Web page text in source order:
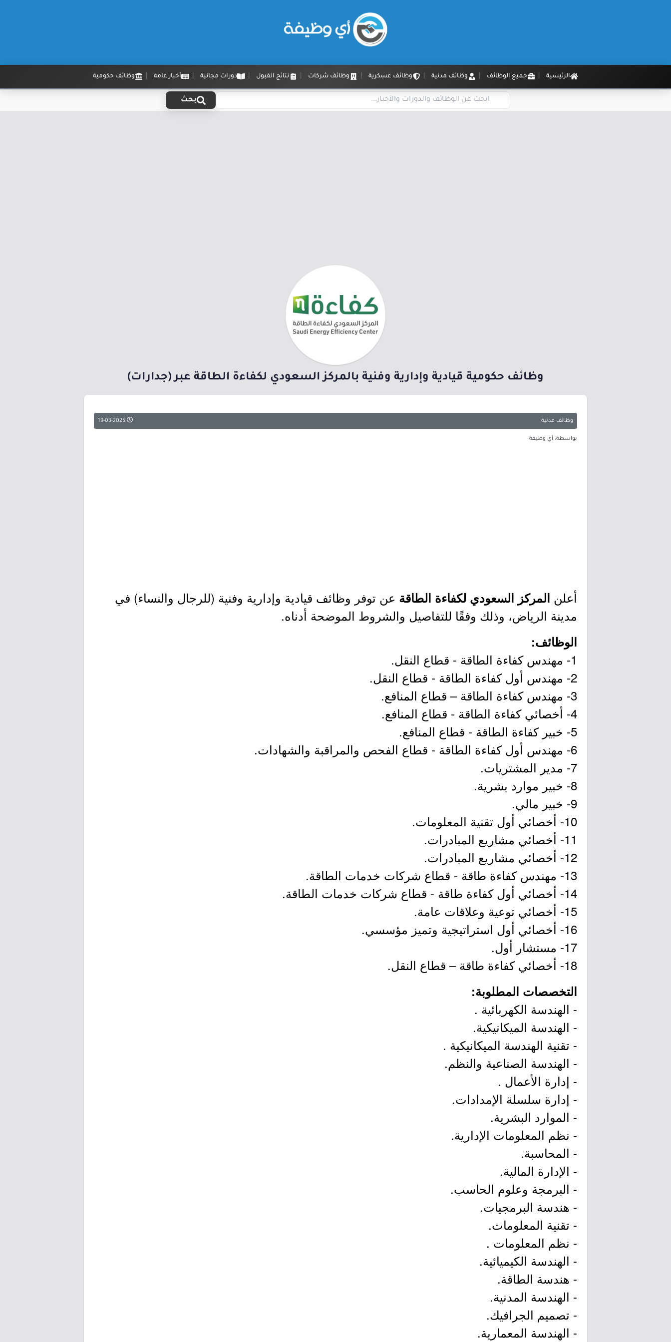
الرئيسية جميع الوظائف وظائف مدنية وظائف عسكرية وظائف شركات نتائج القبول دورات مجانية أخبار عامة وظائف حكومية
بحث
وظائف حكومية قيادية وإدارية وفنية بالمركز السعودي لكفاءة الطاقة عبر (جدارات)
وظائف مدنية
بواسطة: أي وظيفة
أعلن المركز السعودي لكفاءة الطاقة عن توفر وظائف قيادية وإدارية وفنية (للرجال والنساء) في
مدينة الرياض، وذلك وفقًا للتفاصيل والشروط الموضحة أدناه.
الوظائف:
1- مهندس كفاءة الطاقة - قطاع النقل.
2- مهندس أول كفاءة الطاقة - قطاع النقل.
3- مهندس كفاءة الطاقة – قطاع المنافع.
4- أخصائي كفاءة الطاقة - قطاع المنافع.
5- خبير كفاءة الطاقة - قطاع المنافع.
6- مهندس أول كفاءة الطاقة - قطاع الفحص والمراقبة والشهادات.
7- مدير المشتريات.
8- خبير موارد بشرية.
9- خبير مالي.
10- أخصائي أول تقنية المعلومات.
11- أخصائي مشاريع المبادرات.
12- أخصائي مشاريع المبادرات.
13- مهندس كفاءة طاقة - قطاع شركات خدمات الطاقة.
14- أخصائي أول كفاءة طاقة - قطاع شركات خدمات الطاقة.
15- أخصائي توعية وعلاقات عامة.
16- أخصائي أول استراتيجية وتميز مؤسسي.
17- مستشار أول.
18- أخصائي كفاءة طاقة – قطاع النقل.
التخصصات المطلوبة:
- الهندسة الكهربائية .
- الهندسة الميكانيكية.
- تقنية الهندسة الميكانيكية .
- الهندسة الصناعية والنظم.
- إدارة الأعمال .
- إدارة سلسلة الإمدادات.
- الموارد البشرية.
- نظم المعلومات الإدارية.
- المحاسبة.
- الإدارة المالية.
- البرمجة وعلوم الحاسب.
- هندسة البرمجيات.
- تقنية المعلومات.
- نظم المعلومات .
- الهندسة الكيميائية.
- هندسة الطاقة.
- الهندسة المدنية.
- تصميم الجرافيك.
- الهندسة المعمارية.